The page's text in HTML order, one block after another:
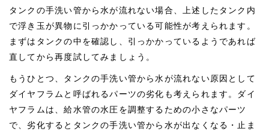
タンクの手洗い管から水が流れない場合、上述したタンク内
で浮き玉が異物に引っかかっている可能性が考えられます。
まずはタンクの中を確認し、引っかかっているようであれば
直してから再度試してみましょう。
もうひとつ、タンクの手洗い管から水が流れない原因として
ダイヤフラムと呼ばれるパーツの劣化も考えられます。ダイ
ヤフラムは、給水管の水圧を調整するための小さなパーツ
で、劣化するとタンクの手洗い管から水が出なくなる・止ま